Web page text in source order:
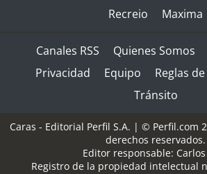
Recreio
Maxima
Canales RSS Quienes Somos
Privacidad
Equipo
Reglas
Tránsito
Caras - Editorial Perfil S.A. | © Perfil.com
derechos reservados.
Editor responsable:
Registro de la propiedad intelectual